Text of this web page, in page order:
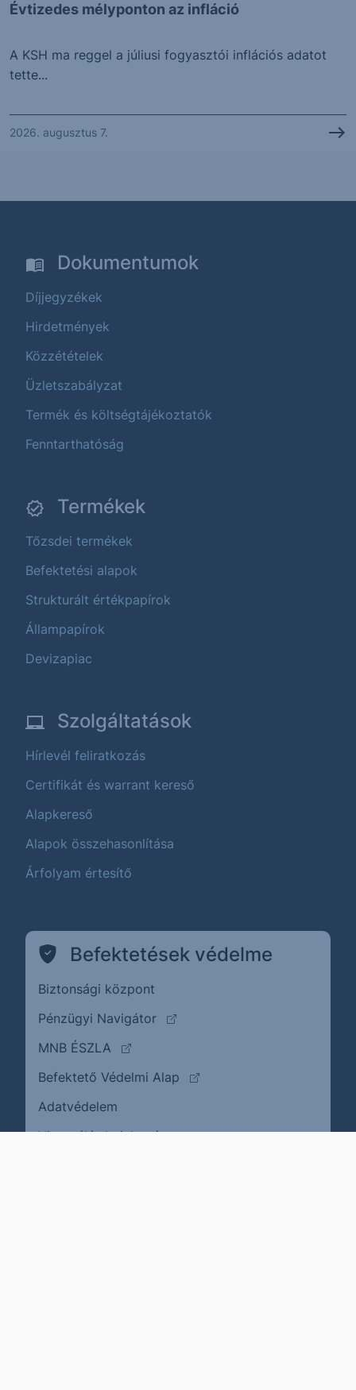
Évtizedes mélyponton az infláció
A KSH ma reggel a júliusi fogyasztói inflációs adatot
tette...
2026. augusztus 7.
Dokumentumok
Díjjegyzékek
Hirdetmények
Közzétételek
Üzletszabályzat
Termék és költségtájékoztatók
Fenntarthatóság
Termékek
Tőzsdei termékek
Befektetési alapok
Strukturált értékpapírok
Állampapírok
Devizapiac
Szolgáltatások
Hírlevél feliratkozás
Certifikát és warrant kereső
Alapkereső
Alapok összehasonlítása
Árfolyam értesítő
Befektetések védelme
Biztonsági központ
Pénzügyi Navigátor
(külső oldalra ugrik)
MNB ÉSZLA
(külső oldalra ugrik)
Befektető Védelmi Alap
(külső oldalra ugrik)
Adatvédelem
Visszaélés bejelentése(külső oldalra ugrik)